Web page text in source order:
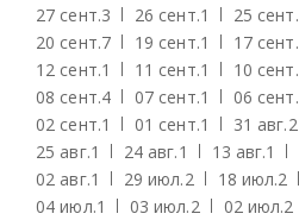
27 сент.3 26 сент.1 25 сент.
20 сент.7 19 сент.1 17 сент.
12 сент.1 11 сент.1 10 сент.
08 сент.4 07 сент.1 06 сент.
02 сент.1 01 сент.1 31 авг.2
25 авг.1 24 авг.1 13 авг.1
02 авг.1 29 июл.2 18 июл.2
04 июл.1 03 июл.2 02 июл.2